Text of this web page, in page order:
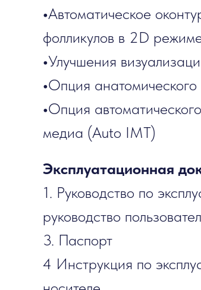
•Автоматическое
фолликулов в 2D
•Улучшения
•Опция
•Опция
медиа (Auto IMT)
Эксплуатационная
1. Руководство по
руководство
3. Паспорт
4 Инструкция по